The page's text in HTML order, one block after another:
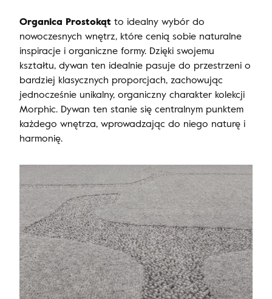
Organica Prostokąt to idealny wybór do
nowoczesnych wnętrz, które cenią sobie naturalne
inspiracje i organiczne formy. Dzięki swojemu
kształtu, dywan ten idealnie pasuje do przestrzeni o
bardziej klasycznych proporcjach, zachowując
jednocześnie unikalny, organiczny charakter kolekcji
Morphic. Dywan ten stanie się centralnym punktem
każdego wnętrza, wprowadzając do niego naturę i
harmonię.